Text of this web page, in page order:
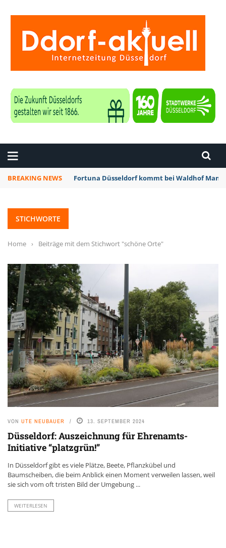
BREAKING NEWS Fortuna Düsseldorf kommt bei Waldhof
STICHWORTE
Home › Beiträge mit dem Stichwort "schöne Orte"
VON UTE NEUBAUER 13. SEPTEMBER 2024
Düsseldorf: Auszeichnung für Ehrenamts-
Initiative “platzgrün!”
In Düsseldorf gibt es viele Plätze, Beete, Pflanzkübel und
Baumscheiben, die beim Anblick einen Moment verweilen lassen, weil
sie sich vom oft tristen Bild der Umgebung ...
WEITERLESEN